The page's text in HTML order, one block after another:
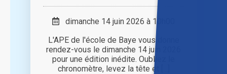
dimanche 14 juin 2026 à 10h00
L'APE de l'école de Baye vous donne
rendez-vous le dimanche 14 juin 2026
pour une édition inédite. Oubliez le
chronomètre, levez la tête et [...]